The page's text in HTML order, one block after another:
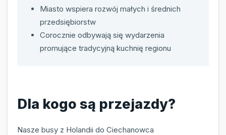
Miasto wspiera rozwój małych i średnich
przedsiębiorstw
Corocznie odbywają się wydarzenia
promujące tradycyjną kuchnię regionu
Dla kogo są przejazdy?
Nasze busy z Holandii do Ciechanowca